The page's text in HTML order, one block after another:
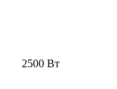
2500 Вт